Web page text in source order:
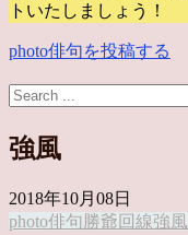
トいたしましょう！
photo俳句を投稿する
強風
2018年10月08日
photo俳句 勝爺 回線強風